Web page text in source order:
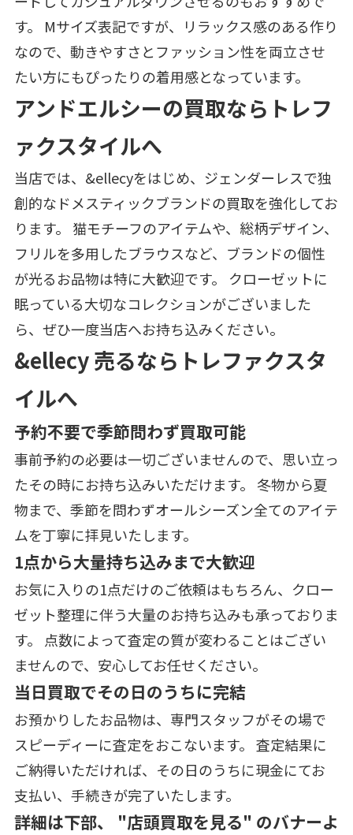
す。 Mサイズ表記ですが、リラックス感のある作り
なので、動きやすさとファッション性を両立させ
たい方にもぴったりの着用感となっています。
アンドエルシーの買取ならトレフ
ァクスタイルへ
当店では、&ellecyをはじめ、ジェンダーレスで独
創的なドメスティックブランドの買取を強化してお
ります。 猫モチーフのアイテムや、総柄デザイン、
フリルを多用したブラウスなど、ブランドの個性
が光るお品物は特に大歓迎です。 クローゼットに
眠っている大切なコレクションがございました
ら、ぜひ一度当店へお持ち込みください。
&ellecy 売るならトレファクスタ
イルへ
予約不要で季節問わず買取可能
事前予約の必要は一切ございませんので、思い立っ
たその時にお持ち込みいただけます。 冬物から夏
物まで、季節を問わずオールシーズン全てのアイテ
ムを丁寧に拝見いたします。
1点から大量持ち込みまで大歓迎
お気に入りの1点だけのご依頼はもちろん、クロー
ゼット整理に伴う大量のお持ち込みも承っておりま
す。 点数によって査定の質が変わることはござい
ませんので、安心してお任せください。
当日買取でその日のうちに完結
お預かりしたお品物は、専門スタッフがその場で
スピーディーに査定をおこないます。 査定結果に
ご納得いただければ、その日のうちに現金にてお
支払い、手続きが完了いたします。
詳細は下部、 "店頭買取を見る" のバナーよ